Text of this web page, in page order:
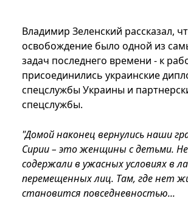
Владимир Зеленский рассказал,
освобождение было одной из
задач последнего времени - к
присоединились украинские
спецслужбы Украины и
спецслужбы.
"Домой наконец вернулись наши
Сирии – это женщины с детьми.
содержали в ужасных условиях в
перемещенных лиц. Там, где нет
становится повседневностью...